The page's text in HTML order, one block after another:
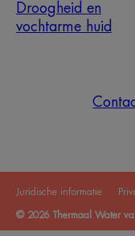
Droogheid en
vochtarme huid
Juridische informatie
© 2026 Thermaal Water